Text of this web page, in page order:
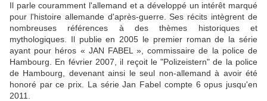
Il parle couramment l'allemand et a développé un intérêt marqué
pour l'histoire allemande d'après-guerre. Ses récits intègrent de
nombreuses références à des thèmes historiques et
mythologiques. Il publie en 2005 le premier roman de la série
ayant pour héros « JAN FABEL », commissaire de la police de
Hambourg. En février 2007, il reçoit le "Polizeistern" de la police
de Hambourg, devenant ainsi le seul non-allemand à avoir été
honoré par ce prix. La série Jan Fabel compte 6 opus jusqu'en
2011.